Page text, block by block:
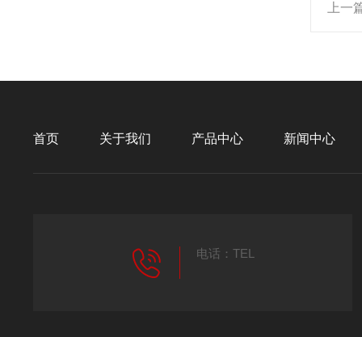
上一
首页 关于我们 产品中心 新闻中心
电话：TEL